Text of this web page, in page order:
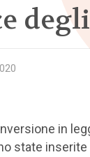
in
state inserite